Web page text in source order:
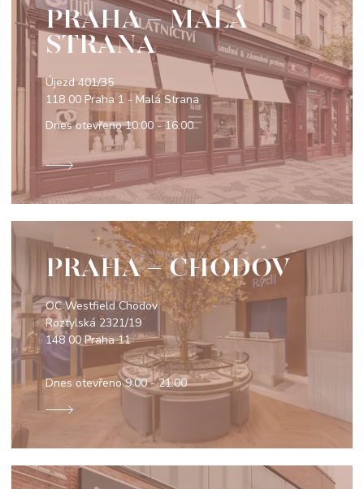
PRAHA - MALÁ
STRANA
Újezd 401/35
118 00 Praha 1 - Malá Strana
Dnes otevřeno10:00 - 16:00
PRAHA - CHODOV
OC Westfield Chodov
Roztylská 2321/19
148 00 Praha 11
Dnes otevřeno9:00 - 21:00